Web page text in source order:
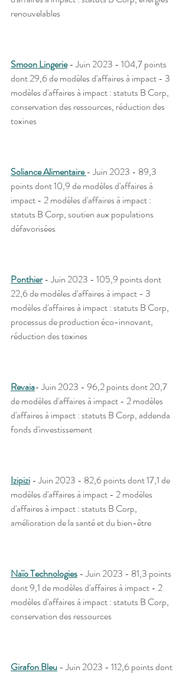
renouvelables
Smoon Lingerie - Juin 2023 - 104,7 points
dont 29,6 de modèles d'affaires à impact - 3
modèles d'affaires à impact : statuts B Corp,
conservation des ressources, réduction des
toxines
Soliance Alimentaire - Juin 2023 - 89,3
points dont 10,9 de modèles d'affaires à
impact - 2 modèles d'affaires à impact :
statuts B Corp, soutien aux populations
défavorisées
Ponthier- Juin 2023 - 105,9 points dont
22,6 de modèles d'affaires à impact - 3
modèles d'affaires à impact : statuts B Corp,
processus de production éco-innovant,
réduction des toxines
Revaia- Juin 2023 - 96,2 points dont 20,7
de modèles d'affaires à impact - 2 modèles
d'affaires à impact : statuts B Corp, addenda
fonds d'investissement
Izipizi - Juin 2023 - 82,6 points dont 17,1 de
modèles d'affaires à impact - 2 modèles
d'affaires à impact : statuts B Corp,
amélioration de la santé et du bien-être
Naïo Technologies - Juin 2023 - 81,3 points
dont 9,1 de modèles d'affaires à impact - 2
modèles d'affaires à impact : statuts B Corp,
conservation des ressources
Girafon Bleu - Juin 2023 - 112,6 points dont